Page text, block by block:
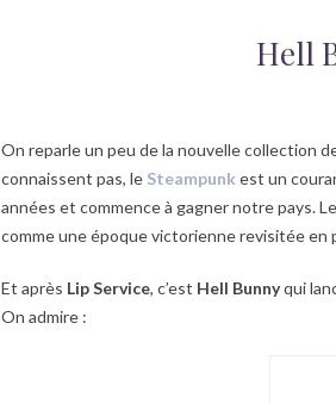
Hell
On reparle un peu de la nouvelle collection
connaissent pas, le Steampunk est un
années et commence à gagner notre pays.
comme une époque victorienne revisitée en
Et après Lip Service, c’est Hell Bunnyqui
On admire :